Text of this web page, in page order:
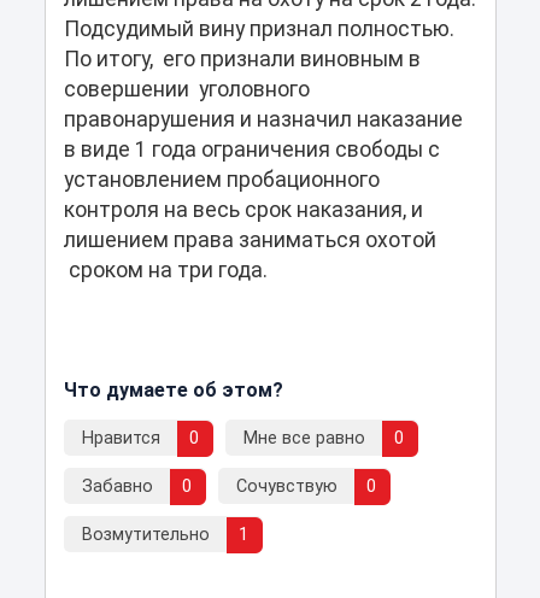
Подсудимый вину признал полностью.
По итогу, его признали виновным в
совершении уголовного
правонарушения и назначил наказание
в виде 1 года ограничения свободы с
установлением пробационного
контроля на весь срок наказания, и
лишением права заниматься охотой
сроком на три года.
Что думаете об этом?
Нравится 0 Мне все равно 0
Забавно 0 Сочувствую 0
Возмутительно 1